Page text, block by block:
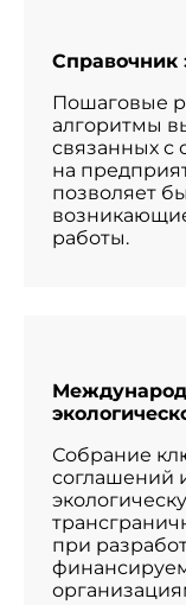
Справочник
Пошаговые
алгоритмы
связанных с
на
позволяет
работы.
Собрание
соглашений
при